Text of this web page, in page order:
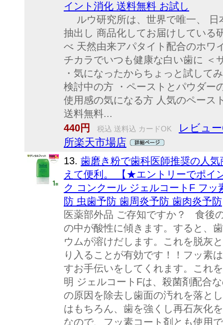
イント消化 送料無料 お試し
ルウ研究所は、世界で唯一、 日
抽出し 商品化してお届けしてい
べ 天然由来アパタイト配合のホワ
チカラでいつも健康な白い歯に ＜
・気になったからちょっと試して
検討中の方 ・ペーストとパウダー
使用感の気になる方 人気のペース
送料無料...
440円
税込 送料込 カードOK
レビュ
所楽天市場店
13. 歯磨き粉で歯科医師推奨の人
えて便利。 【★エントリーでポイ
ク コンクール ジェルコートF フ
防 虫歯予防 歯周炎予防 歯肉炎予防
医薬部外品 ご存知ですか？ 食後
の中が酸性に傾きます。すると、
ウムが溶けだします。これを脱灰
り入ることが有効です！！フッ素
すお手伝いをしてくれます。これ
明 ジェルコートFは、殺菌剤配合
の原因を除去し歯面の汚れを落と
はもちろん、歯を強くし再石灰化
なので、フッ素コート剤とも使用